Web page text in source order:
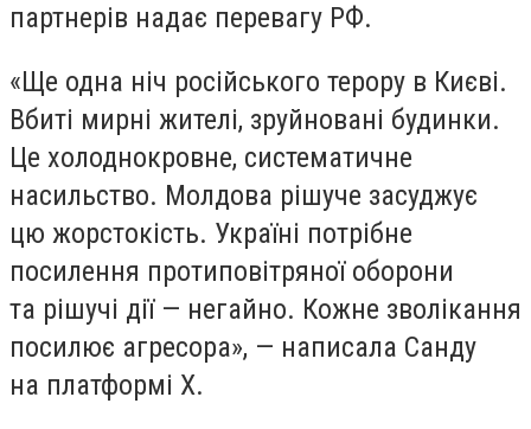
партнерів надає перевагу РФ.
«Ще одна ніч російського терору в Києві.
Вбиті мирні жителі, зруйновані будинки.
Це холоднокровне, систематичне
насильство. Молдова рішуче засуджує
цю жорстокість. Україні потрібне
посилення протиповітряної оборони
та рішучі дії — негайно. Кожне зволікання
посилює агресора», — написала Санду
на платформі Х.